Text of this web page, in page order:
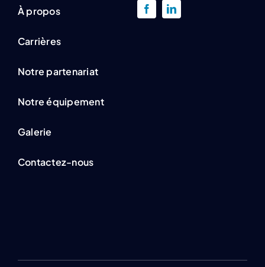
À propos
Carrières
Notre partenariat
Notre équipement
Galerie
Contactez-nous